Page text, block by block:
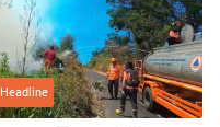
Headline